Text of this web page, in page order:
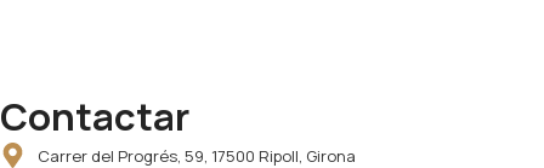
Contactar
Carrer del Progrés, 59, 17500 Ripoll, Girona